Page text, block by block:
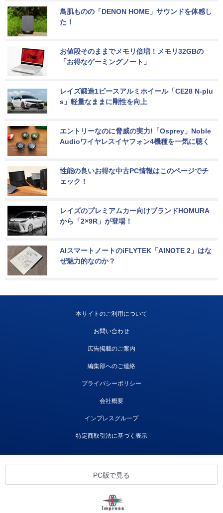
鳥肌ものの「DENON HOME」サウンドを体感し
た！
お値段そのままでメモリ倍増！メモリ32GBの
「お得なゲーミングノート」
レイズ鍛造1ピースアルミホイール「CE28 N-plu
s」軽量なままに剛性を向上
エントリーなのに脅威の実力!「Osprey」Noble
Audioワイヤレスイヤフォン4機種を一気に聴く
性能の良いお得な中古PC情報はこのページでチ
ェック！
レイズのプレミアムカー向けブランドHOMURA
から「2×9R」が登場！
AIスマートノートのiFLYTEK「AINOTE 2」はな
ぜ魅力的なのか？
本サイトのご利用について
お問い合わせ
広告掲載のご案内
編集部へのご連絡
プライバシーポリシー
会社概要
インプレスグループ
特定商取引法に基づく表示
PC版で見る